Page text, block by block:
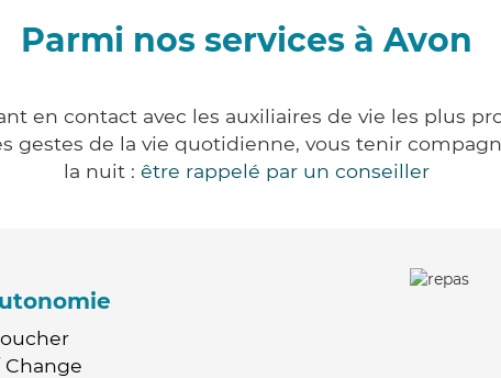
Parmi nos services à Avon
en contact avec les auxiliaires de vie les plus
gestes de la vie quotidienne, vous tenir
la nuit : être rappelé par un conseiller